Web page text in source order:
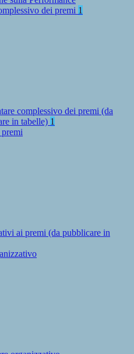
dei premi 1
complessivo dei premi (da
in tabelle) 1
ai premi (da pubblicare in